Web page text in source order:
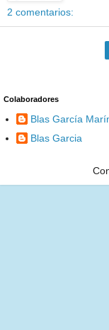
2 comentarios:
Colaboradores
Blas García
Blas Garcia